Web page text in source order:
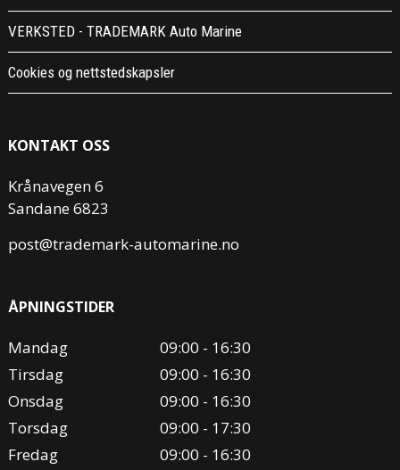
VERKSTED - TRADEMARK Auto Marine
Cookies og nettstedskapsler
KONTAKT OSS
Krånavegen 6
Sandane 6823
post@trademark-automarine.no
ÅPNINGSTIDER
Mandag
09:00 - 16:30
Tirsdag
09:00 - 16:30
Onsdag
09:00 - 16:30
Torsdag
09:00 - 17:30
Fredag
09:00 - 16:30